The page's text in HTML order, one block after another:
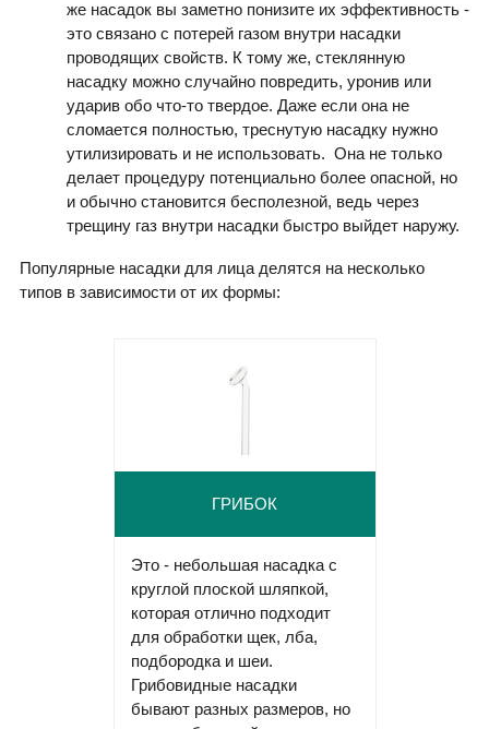
же насадок вы заметно понизите их эффективность -
это связано с потерей газом внутри насадки
проводящих свойств. К тому же, стеклянную
насадку можно случайно повредить, уронив или
ударив обо что-то твердое. Даже если она не
сломается полностью, треснутую насадку нужно
утилизировать и не использовать. Она не только
делает процедуру потенциально более опасной, но
и обычно становится бесполезной, ведь через
трещину газ внутри насадки быстро выйдет наружу.
Популярные насадки для лица делятся на несколько
типов в зависимости от их формы:
ГРИБОК
Это - небольшая насадка с
круглой плоской шляпкой,
которая отлично подходит
для обработки щек, лба,
подбородка и шеи.
Грибовидные насадки
бывают разных размеров, но